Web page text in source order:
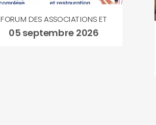
FORUM DES ASSOCIATIONS ET
05 septembre 2026